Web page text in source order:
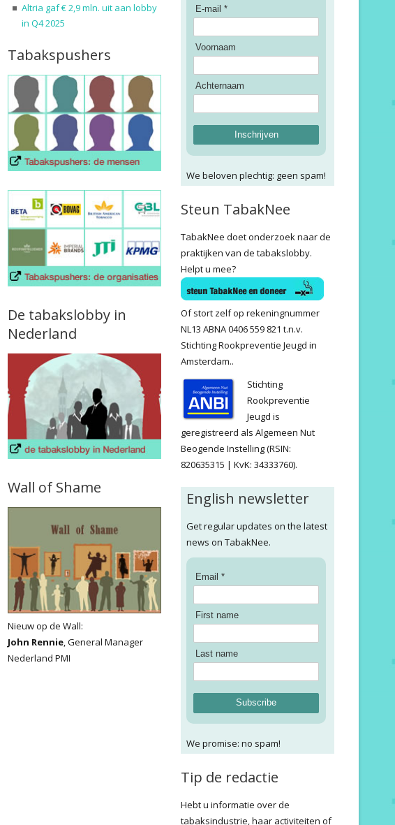
Altria gaf € 2,9 mln. uit aan lobby
in Q4 2025
Tabakspushers
De tabakslobby in
Nederland
Wall of Shame
Nieuw op de Wall:
John Rennie, General Manager
Nederland PMI
E-mail *
Voornaam
Achternaam
Inschrijven
We beloven plechtig: geen spam!
Steun TabakNee
TabakNee doet onderzoek naar de
praktijken van de tabakslobby.
Helpt u mee?
Of stort zelf op rekeningnummer
NL13 ABNA 0406 559 821 t.n.v.
Stichting Rookpreventie Jeugd in
Amsterdam..
Stichting
Rookpreventie
Jeugd is
geregistreerd als Algemeen Nut
Beogende Instelling (RSIN:
820635315 | KvK: 34333760).
English newsletter
Get regular updates on the latest
news on TabakNee.
Email *
First name
Last name
Subscribe
We promise: no spam!
Tip de redactie
Hebt u informatie over de
tabaksindustrie, haar activiteiten of